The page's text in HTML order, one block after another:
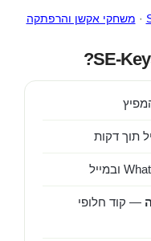
· משחקי אקשן והרפתקה
תוך דקות
— קוד חלופי